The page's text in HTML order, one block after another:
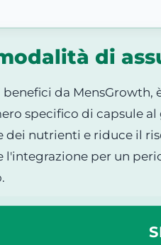
di
da
specifico di capsule
nutrienti e riduce il
l'integrazione per un